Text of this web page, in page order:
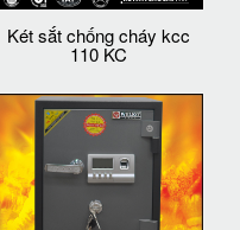
Két sắt chống cháy kcc
110 KC